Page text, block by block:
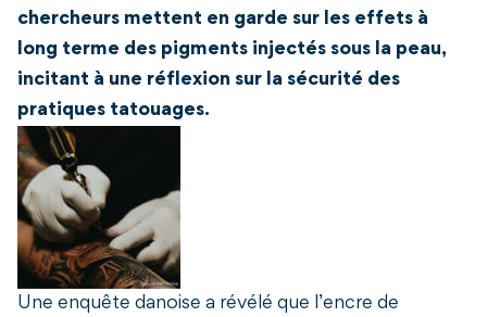
chercheurs mettent en garde sur les effets à
long terme des pigments injectés sous la peau,
incitant à une réflexion sur la sécurité des
pratiques tatouages.
Une enquête danoise a révélé que l’encre de